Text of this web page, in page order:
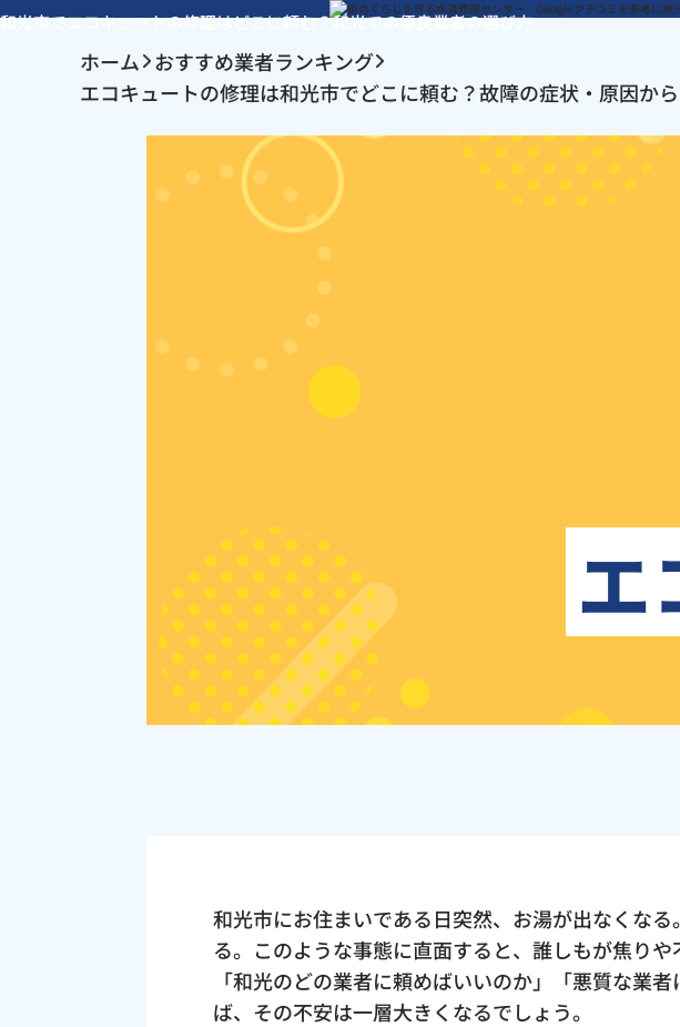
和光市でエコキュートの修理はどこに頼む？和光での優良業者の選び方
ホーム おすすめ業者ランキング
エコキュートの修理は和光市でどこに頼む？故障の症状・原因か
エ
和光市にお住まいである日突然、お湯が出なくな
る。このような事態に直面すると、誰しもが焦りや
「和光のどの業者に頼めばいいのか」「悪質な業
ば、その不安は一層大きくなるでしょう。